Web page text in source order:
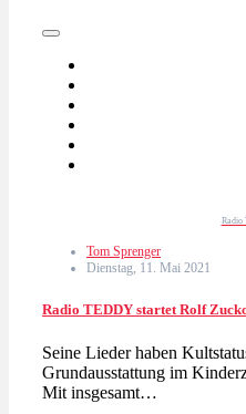
Radio
Tom Sprenger
Dienstag, 11. Mai 2021
Radio TEDDY startet Rolf
Seine Lieder haben
Grundausstattung im
Mit insgesamt…